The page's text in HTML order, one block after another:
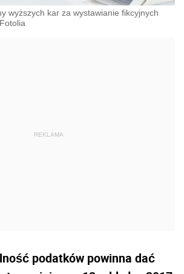
wyższych kar za wystawianie fikcyjnych
Fotolia
podatków powinna dać